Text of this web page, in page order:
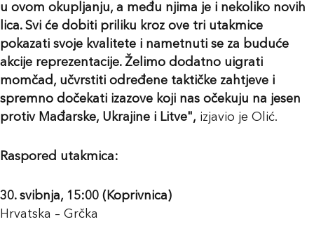
u ovom okupljanju, a među njima je i nekoliko novih
lica. Svi će dobiti priliku kroz ove tri utakmice
pokazati svoje kvalitete i nametnuti se za buduće
akcije reprezentacije. Želimo dodatno uigrati
momčad, učvrstiti određene taktičke zahtjeve i
spremno dočekati izazove koji nas očekuju na jesen
protiv Mađarske, Ukrajine i Litve", izjavio je Olić.
Raspored utakmica:
30. svibnja, 15:00 (Koprivnica)
Hrvatska – Grčka